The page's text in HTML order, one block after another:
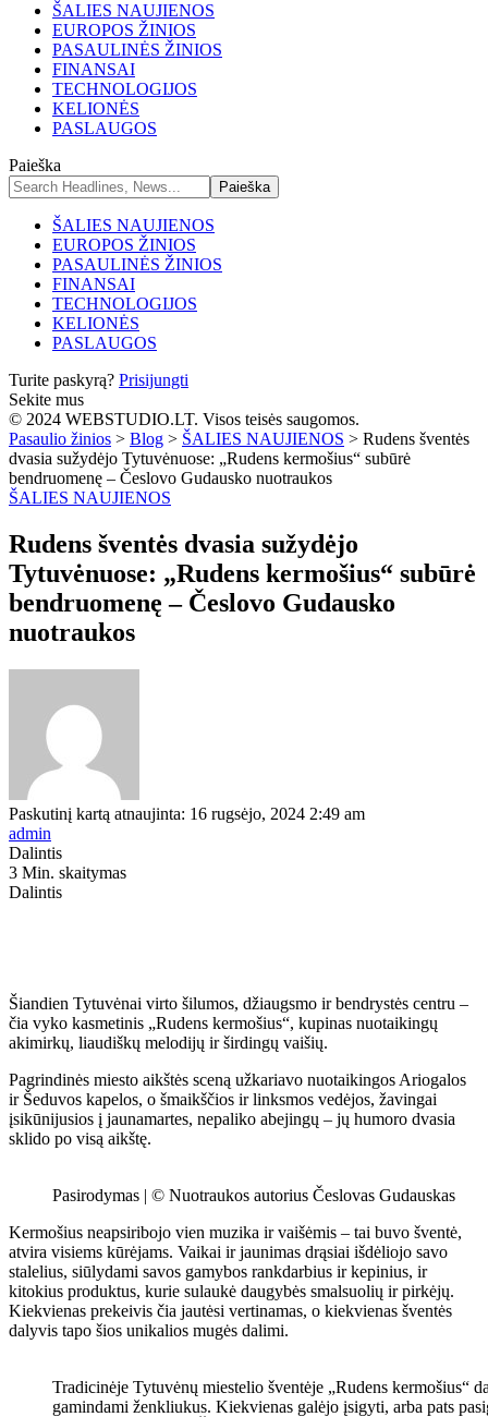
ŠALIES NAUJIENOS
EUROPOS ŽINIOS
PASAULINĖS ŽINIOS
FINANSAI
TECHNOLOGIJOS
KELIONĖS
PASLAUGOS
Paieška
ŠALIES NAUJIENOS
EUROPOS ŽINIOS
PASAULINĖS ŽINIOS
FINANSAI
TECHNOLOGIJOS
KELIONĖS
PASLAUGOS
Turite paskyrą? Prisijungti
Sekite mus
© 2024 WEBSTUDIO.LT. Visos teisės saugomos.
Pasaulio žinios > Blog > ŠALIES NAUJIENOS > Rudens šventės
dvasia sužydėjo Tytuvėnuose: „Rudens kermošius“ subūrė
bendruomenę – Česlovo Gudausko nuotraukos
ŠALIES NAUJIENOS
Rudens šventės dvasia sužydėjo
Tytuvėnuose: „Rudens kermošius“ subūrė
bendruomenę – Česlovo Gudausko
nuotraukos
Paskutinį kartą atnaujinta: 16 rugsėjo, 2024 2:49 am
admin
Dalintis
3 Min. skaitymas
Dalintis
Šiandien Tytuvėnai virto šilumos, džiaugsmo ir bendrystės centru –
čia vyko kasmetinis „Rudens kermošius“, kupinas nuotaikingų
akimirkų, liaudiškų melodijų ir širdingų vaišių.
Pagrindinės miesto aikštės sceną užkariavo nuotaikingos Ariogalos
ir Šeduvos kapelos, o šmaikščios ir linksmos vedėjos, žavingai
įsikūnijusios į jaunamartes, nepaliko abejingų – jų humoro dvasia
sklido po visą aikštę.
Pasirodymas | © Nuotraukos autorius Česlovas Gudauskas
Kermošius neapsiribojo vien muzika ir vaišėmis – tai buvo šventė,
atvira visiems kūrėjams. Vaikai ir jaunimas drąsiai išdėliojo savo
stalelius, siūlydami savos gamybos rankdarbius ir kepinius, ir
kitokius produktus, kurie sulaukė daugybės smalsuolių ir pirkėjų.
Kiekvienas prekeivis čia jautėsi vertinamas, o kiekvienas šventės
dalyvis tapo šios unikalios mugės dalimi.
Tradicinėje Tytuvėnų miestelio šventėje „Rudens
gamindami ženkliukus. Kiekvienas galėjo įsigyti, arba pats